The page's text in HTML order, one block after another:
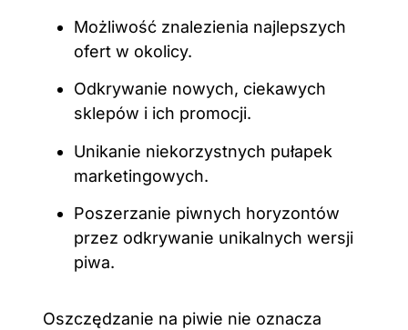
Możliwość znalezienia najlepszych
ofert w okolicy.
Odkrywanie nowych, ciekawych
sklepów i ich promocji.
Unikanie niekorzystnych pułapek
marketingowych.
Poszerzanie piwnych horyzontów
przez odkrywanie unikalnych wersji
piwa.
Oszczędzanie na piwie nie oznacza